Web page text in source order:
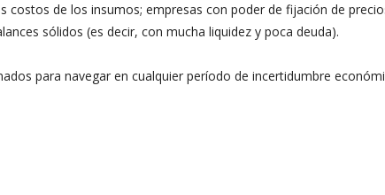
de los insumos; empresas con poder de fijación de
sólidos (es decir, con mucha liquidez y poca deuda).
para navegar en cualquier período de incertidumbre